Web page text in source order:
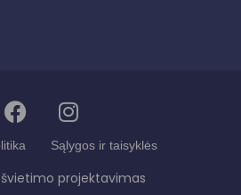
Sąlygos ir taisyklės
projektavimas